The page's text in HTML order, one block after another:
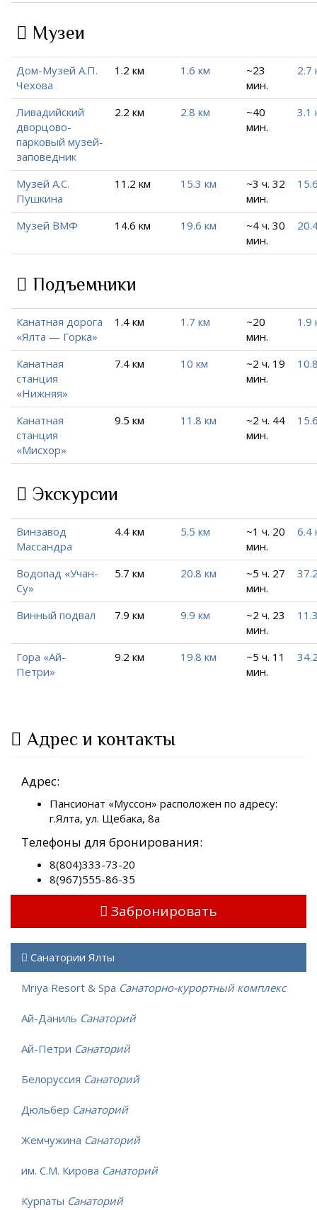
Музеи
Дом-Музей А.П.
Чехова
1.2 км 1.6 км
~23
мин.
2.7
Ливадийский
дворцово-
парковый музей-
заповедник
2.2 км 2.8 км
~40
мин.
3.1
Музей А.С.
Пушкина
11.2 км 15.3 км
~3 ч. 32
мин.
Музей ВМФ 14.6 км 19.6 км
~4 ч. 30
мин.
Подъемники
Канатная дорога
«Ялта — Горка»
1.4 км 1.7 км
~20
мин.
1.9
Канатная
станция
«Нижняя»
7.4 км 10 км
~2 ч. 19
мин.
Канатная
станция
«Мисхор»
9.5 км 11.8 км
~2 ч. 44
мин.
Экскурсии
Винзавод
Массандра
4.4 км 5.5 км
~1 ч. 20
мин.
6.4
Водопад «Учан-
Су»
5.7 км 20.8 км
~5 ч. 27
мин.
Винный подвал 7.9 км 9.9 км
~2 ч. 23
мин.
Гора «Ай-
Петри»
9.2 км 19.8 км
~5 ч. 11
мин.
Адрес и контакты
Адрес:
Пансионат «Муссон» расположен по адресу:
г.Ялта, ул. Щебака, 8а
Телефоны для бронирования:
8(804)333-73-20
8(967)555-86-35
Забронировать
Санатории Ялты
Mriya Resort & Spa Санаторно-курортный комплекс
Ай-Даниль Санаторий
Ай-Петри Санаторий
Белоруссия Санаторий
Дюльбер Санаторий
Жемчужина Санаторий
им. С.М. Кирова Санаторий
Курпаты Санаторий